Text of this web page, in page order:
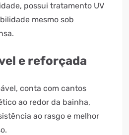
possui tratamento UV
mesmo sob
e reforçada
conta com cantos
ao redor da bainha,
ao rasgo e melhor